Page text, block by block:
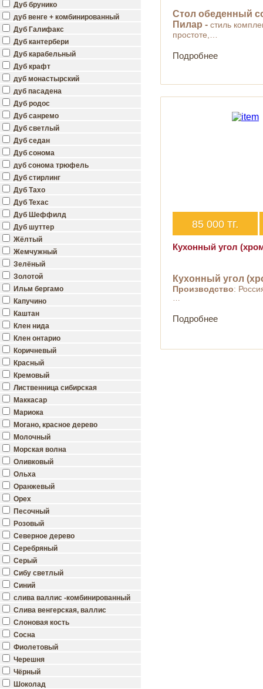
Дуб брунико
дуб венге + комбинированный
Дуб Галифакс
Дуб кантербери
Дуб карабельный
Дуб крафт
дуб монастырский
дуб пасадена
Дуб родос
Дуб санремо
Дуб светлый
Дуб седан
Дуб сонома
дуб сонома трюфель
Дуб стирлинг
Дуб Тахо
Дуб Техас
Дуб Шеффилд
Дуб шуттер
Жёлтый
Жемчужный
Зелёный
Золотой
Ильм бергамо
Капучино
Каштан
Клен нида
Клен онтарио
Коричневый
Красный
Кремовый
Лиственница сибирская
Маккасар
Мариока
Могано, красное дерево
Молочный
Морская волна
Оливковый
Ольха
Оранжевый
Орех
Песочный
Розовый
Северное дерево
Серебряный
Серый
Сибу светлый
Синий
слива валлис -комбинированный
Слива венгерская, валлис
Слоновая кость
Сосна
Фиолетовый
Черешня
Чёрный
Шоколад
Стол обеденный
Пилар - cтиль
простоте,…
Подробнее
85 000 тг.
Кухонный угол
Кухонный угол
Производство:
…
Подробнее